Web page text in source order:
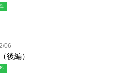
06
後編）